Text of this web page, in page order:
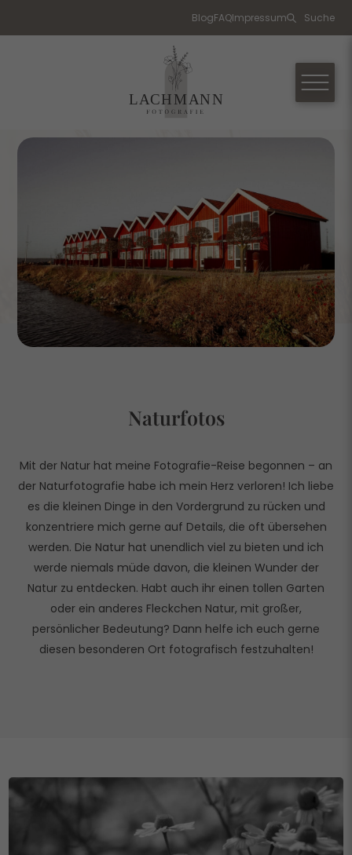
BlogFAQImpressum Suche
Naturfotos
Mit der Natur hat meine Fotografie-Reise begonnen – an
der Naturfotografie habe ich mein Herz verloren! Ich liebe
es die kleinen Dinge in den Vordergrund zu rücken und
konzentriere mich gerne auf Details, die oft übersehen
werden. Die Natur hat unendlich viel zu bieten und ich
werde niemals müde davon, die kleinen Wunder der
Natur zu entdecken. Habt auch ihr einen tollen Garten
oder ein anderes Fleckchen Natur, mit großer,
persönlicher Bedeutung? Dann helfe ich euch gerne
diesen besonderen Ort fotografisch festzuhalten!